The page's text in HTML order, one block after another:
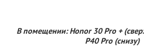
В помещении: Honor 30 Pro +
P40 Pro (снизу)